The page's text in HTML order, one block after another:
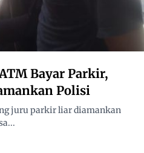
Bayar Parkir,
Polisi
juru parkir liar diamankan